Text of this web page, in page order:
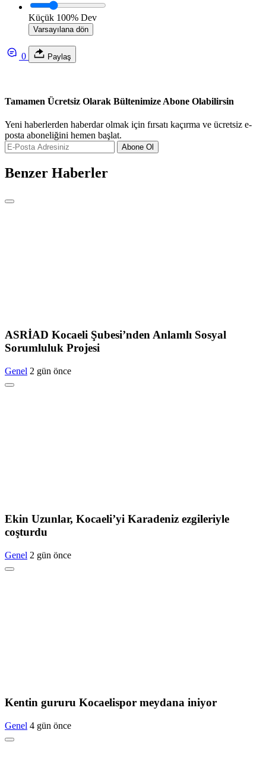
Küçük 100% Dev
Varsayılana dön
0 Paylaş
Tamamen Ücretsiz Olarak Bültenimize Abone Olabilirsin
Yeni haberlerden haberdar olmak için fırsatı kaçırma ve ücretsiz e-
posta aboneliğini hemen başlat.
Abone Ol
Benzer Haberler
ASRİAD Kocaeli Şubesi’nden Anlamlı Sosyal
Sorumluluk Projesi
Genel 2 gün önce
Ekin Uzunlar, Kocaeli’yi Karadeniz ezgileriyle
coşturdu
Genel 2 gün önce
Kentin gururu Kocaelispor meydana iniyor
Genel 4 gün önce